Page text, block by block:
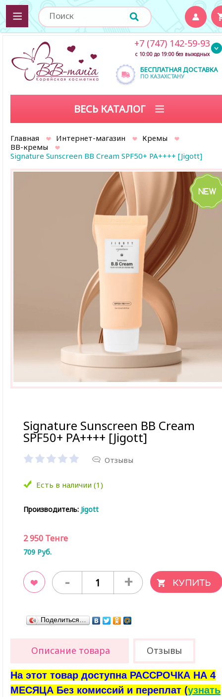
БЕСПЛАТНАЯ ДОСТАВКА
ПО КАЗАХСТАНУ
+7 (747) 142-59-93
с 10:00 до 19:00 без выходных
ВЕСЬ КАТАЛОГ
Главная Интернет-магазин
Кремы
BB-кремы
Signature Sunscreen BB Cream SPF50+ PA++++ [Jigott]
Signature Sunscreen BB Cream
SPF50+ PA++++ [Jigott]
Отзывы
Есть в наличии (1)
Производитель: Jigott
2 950 Тенге
709 Руб.
- +
Поделиться…
Описание товара Отзывы
На этот товар доступна РАССРОЧКА НА 4
МЕСЯЦА Без комиссий и переплат (узнать